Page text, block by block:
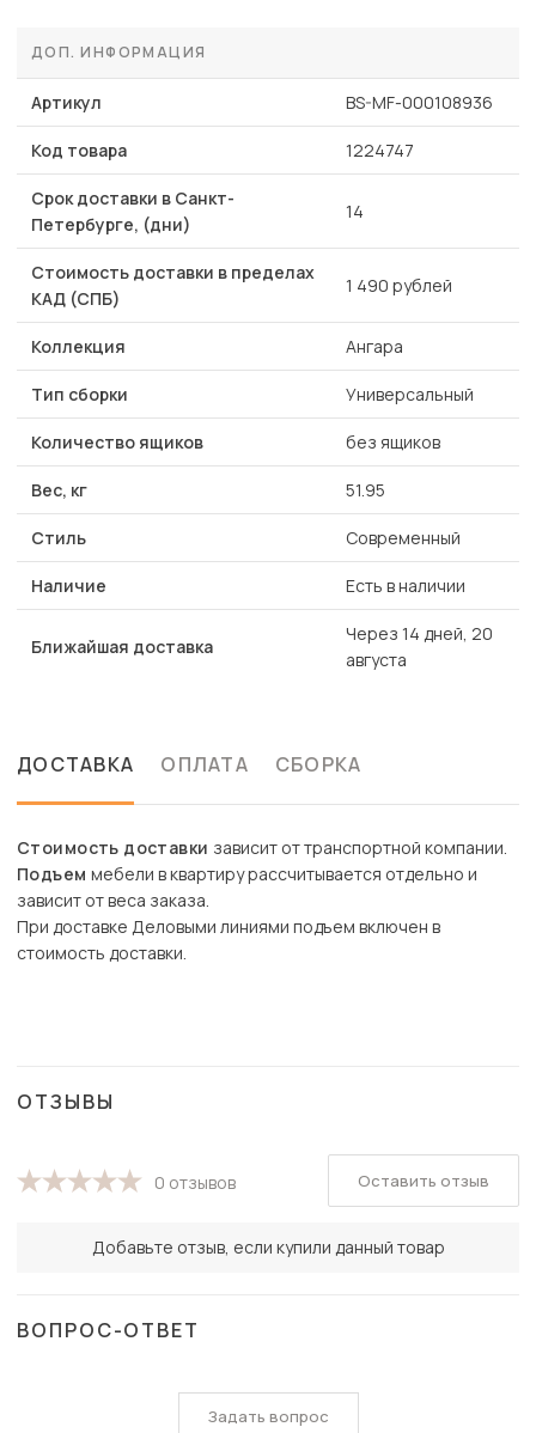
ДОП. ИНФОРМАЦИЯ
Артикул BS-MF-000108936
Код товара 1224747
Срок доставки в Санкт-
Петербурге, (дни)
14
Стоимость доставки в пределах
КАД (СПБ)
1 490 рублей
Коллекция Ангара
Тип сборки Универсальный
Количество ящиков без ящиков
Вес, кг 51.95
Стиль Современный
Наличие Есть в наличии
Ближайшая доставка
Через 14 дней, 20
августа
ДОСТАВКА ОПЛАТА СБОРКА
Стоимость доставки зависит от транспортной компании.
Подъем мебели в квартиру рассчитывается отдельно и
зависит от веса заказа.
При доставке Деловыми линиями подъем включен в
стоимость доставки.
ОТЗЫВЫ
0 отзывов
Добавьте отзыв, если купили данный товар
Оставить отзыв
ВОПРОС-ОТВЕТ
Задать вопрос